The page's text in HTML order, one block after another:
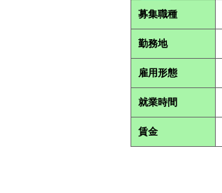
募集職種
勤務地
雇用形態
就業時間
賃金